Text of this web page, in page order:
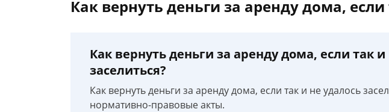
Как вернуть деньги за аренду дома, если
Как вернуть деньги за аренду дома, если так и
заселиться?
Как вернуть деньги за аренду дома, если так и не удалось
нормативно-правовые акты.